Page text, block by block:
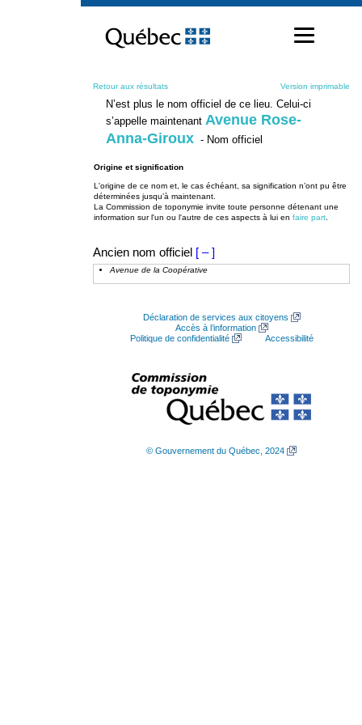
contenu
Retour aux résultats Version imprimable
N’est plus le nom officiel de ce lieu. Celui-ci
s’appelle maintenant Avenue Rose-
Anna-Giroux - Nom officiel
Origine et signification
L'origine de ce nom et, le cas échéant, sa signification n’ont pu être
déterminées jusqu’à maintenant.
La Commission de toponymie invite toute personne détenant une
information sur l'un ou l'autre de ces aspects à lui en faire part
Ancien nom officiel [ – ]
Avenue de la Coopérative
Déclaration de services aux citoyens
Accès à l’information
Politique de confidentialité
Accessibilité
© Gouvernement du Québec, 2024